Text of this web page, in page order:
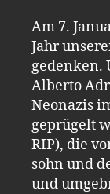
Am 7.
Jahr
gedenken.
Alberto
Neonazis
geprügelt
RIP), die
sohn und
und